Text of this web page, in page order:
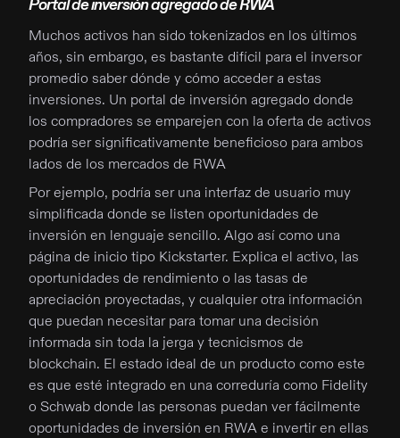
Portal de inversión agregado de RWA
Muchos activos han sido tokenizados en los últimos
años, sin embargo, es bastante difícil para el inversor
promedio saber dónde y cómo acceder a estas
inversiones. Un portal de inversión agregado donde
los compradores se emparejen con la oferta de activos
podría ser significativamente beneficioso para ambos
lados de los mercados de RWA
Por ejemplo, podría ser una interfaz de usuario muy
simplificada donde se listen oportunidades de
inversión en lenguaje sencillo. Algo así como una
página de inicio tipo Kickstarter. Explica el activo, las
oportunidades de rendimiento o las tasas de
apreciación proyectadas, y cualquier otra información
que puedan necesitar para tomar una decisión
informada sin toda la jerga y tecnicismos de
blockchain. El estado ideal de un producto como este
es que esté integrado en una correduría como Fidelity
o Schwab donde las personas puedan ver fácilmente
oportunidades de inversión en RWA e invertir en ellas